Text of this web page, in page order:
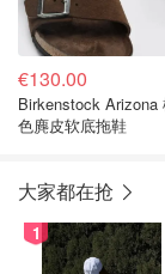
€130.00
Birkenstock Arizona 棕
色麂皮软底拖鞋
大家都在抢
1